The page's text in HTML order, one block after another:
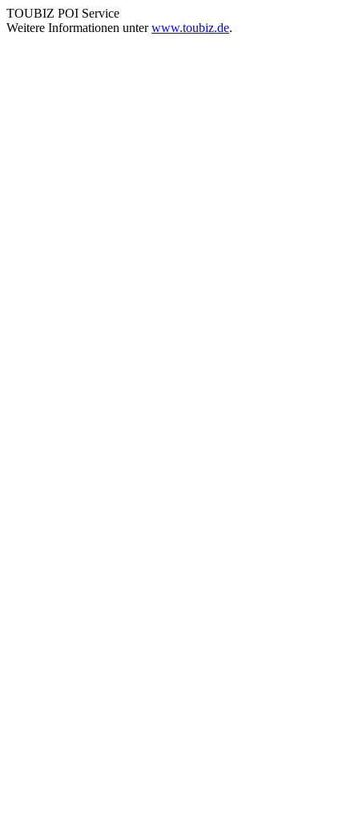
TOUBIZ POI Service
Weitere Informationen unterwww.toubiz.de.